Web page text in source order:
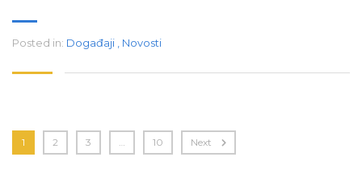
Posted in: Događaji Novosti
1 2 3 … 10 Next